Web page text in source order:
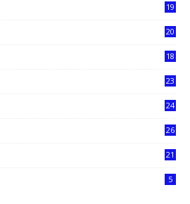
19
20
18
23
24
26
21
5